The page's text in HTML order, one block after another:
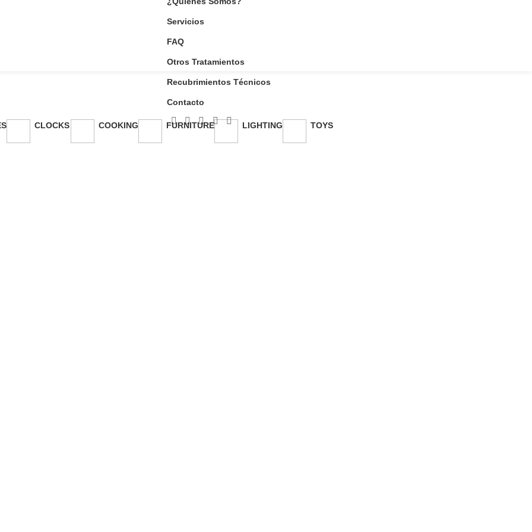
Servicios
FAQ
Otros Tratamientos
Recubrimientos Técnicos
Contacto
Clocks
CLOCKS
COOKING
FURNITURE
LIGHTING
TOYS